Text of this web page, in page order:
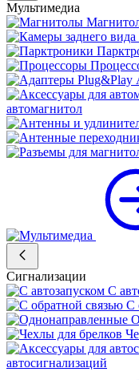
Мультимедиа
автомагнитол
Сигнализации
С
С
автосигнализаций